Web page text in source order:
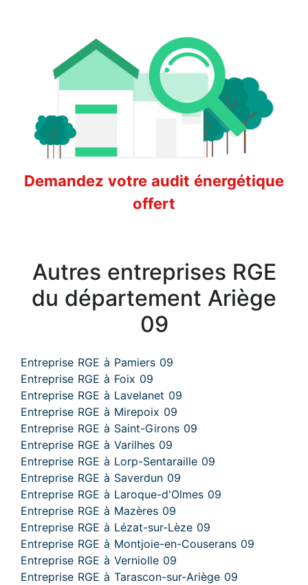
Demandez votre audit énergétique
offert
Autres entreprises RGE
du département Ariège
09
Entreprise RGE à Pamiers 09
Entreprise RGE à Foix 09
Entreprise RGE à Lavelanet 09
Entreprise RGE à Mirepoix 09
Entreprise RGE à Saint-Girons 09
Entreprise RGE à Varilhes 09
Entreprise RGE à Lorp-Sentaraille 09
Entreprise RGE à Saverdun 09
Entreprise RGE à Laroque-d'Olmes 09
Entreprise RGE à Mazères 09
Entreprise RGE à Lézat-sur-Lèze 09
Entreprise RGE à Montjoie-en-Couserans 09
Entreprise RGE à Verniolle 09
Entreprise RGE à Tarascon-sur-Ariège 09